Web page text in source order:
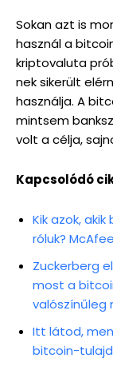
Sokan azt is
használ a
kriptovaluta
nek sikerült
használja. A
mintsem
volt a célja,
Kapcsolódó
Kik azok,
róluk?
Zuckerberg
most a
valószínűleg
Itt látod,
bitcoin-